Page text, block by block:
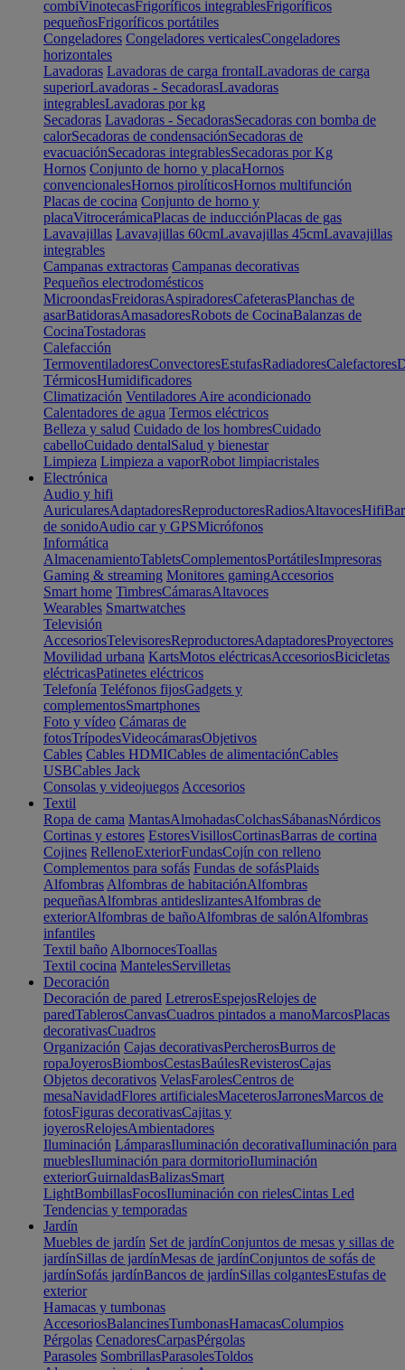
combiVinotecasFrigoríficos integrablesFrigoríficos
pequeñosFrigoríficos portátiles
Congeladores Congeladores verticalesCongeladores
horizontales
Lavadoras Lavadoras de carga frontalLavadoras de carga
superiorLavadoras - SecadorasLavadoras
integrablesLavadoras por kg
Secadoras Lavadoras - SecadorasSecadoras con bomba de
calorSecadoras de condensaciónSecadoras de
evacuaciónSecadoras integrablesSecadoras por Kg
Hornos Conjunto de horno y placaHornos
convencionalesHornos pirolíticosHornos multifunción
Placas de cocina Conjunto de horno y
placaVitrocerámicaPlacas de inducciónPlacas de gas
Lavavajillas Lavavajillas 60cmLavavajillas 45cmLavavajillas
integrables
Campanas extractoras Campanas decorativas
Pequeños electrodomésticos
MicroondasFreidorasAspiradoresCafeterasPlanchas de
asarBatidorasAmasadoresRobots de CocinaBalanzas de
CocinaTostadoras
Calefacción
TermoventiladoresConvectoresEstufasRadiadoresCalefactores
TérmicosHumidificadores
Climatización Ventiladores Aire acondicionado
Calentadores de agua Termos eléctricos
Belleza y salud Cuidado de los hombresCuidado
cabelloCuidado dentalSalud y bienestar
Limpieza Limpieza a vaporRobot limpiacristales
Electrónica
Audio y hifi
AuricularesAdaptadoresReproductoresRadiosAltavocesHifi
de sonidoAudio car y GPSMicrófonos
Informática
AlmacenamientoTabletsComplementosPortátilesImpresoras
Gaming & streaming Monitores gamingAccesorios
Smart home TimbresCámarasAltavoces
Wearables Smartwatches
Televisión
AccesoriosTelevisoresReproductoresAdaptadoresProyectores
Movilidad urbana KartsMotos eléctricasAccesoriosBicicletas
eléctricasPatinetes eléctricos
Telefonía Teléfonos fijosGadgets y
complementosSmartphones
Foto y vídeo Cámaras de
fotosTrípodesVideocámarasObjetivos
Cables Cables HDMICables de alimentaciónCables
USBCables Jack
Consolas y videojuegos Accesorios
Textil
Ropa de cama MantasAlmohadasColchasSábanasNórdicos
Cortinas y estores EstoresVisillosCortinasBarras de cortina
Cojines RellenoExteriorFundasCojín con relleno
Complementos para sofás Fundas de sofásPlaids
Alfombras Alfombras de habitaciónAlfombras
pequeñasAlfombras antideslizantesAlfombras de
exteriorAlfombras de bañoAlfombras de salónAlfombras
infantiles
Textil baño AlbornocesToallas
Textil cocina MantelesServilletas
Decoración
Decoración de pared LetrerosEspejosRelojes de
paredTablerosCanvasCuadros pintados a manoMarcosPlacas
decorativasCuadros
Organización Cajas decorativasPercherosBurros de
ropaJoyerosBiombosCestasBaúlesRevisterosCajas
Objetos decorativos VelasFarolesCentros de
mesaNavidadFlores artificialesMaceterosJarronesMarcos de
fotosFiguras decorativasCajitas y
joyerosRelojesAmbientadores
Iluminación LámparasIluminación decorativaIluminación para
mueblesIluminación para dormitorioIluminación
exteriorGuirnaldasBalizasSmart
LightBombillasFocosIluminación con rielesCintas Led
Tendencias y temporadas
Jardín
Muebles de jardín Set de jardínConjuntos de mesas y sillas de
jardínSillas de jardínMesas de jardínConjuntos de sofás de
jardínSofás jardínBancos de jardínSillas colgantesEstufas de
exterior
Hamacas y tumbonas
AccesoriosBalancinesTumbonasHamacasColumpios
Pérgolas CenadoresCarpasPérgolas
Parasoles SombrillasParasolesToldos